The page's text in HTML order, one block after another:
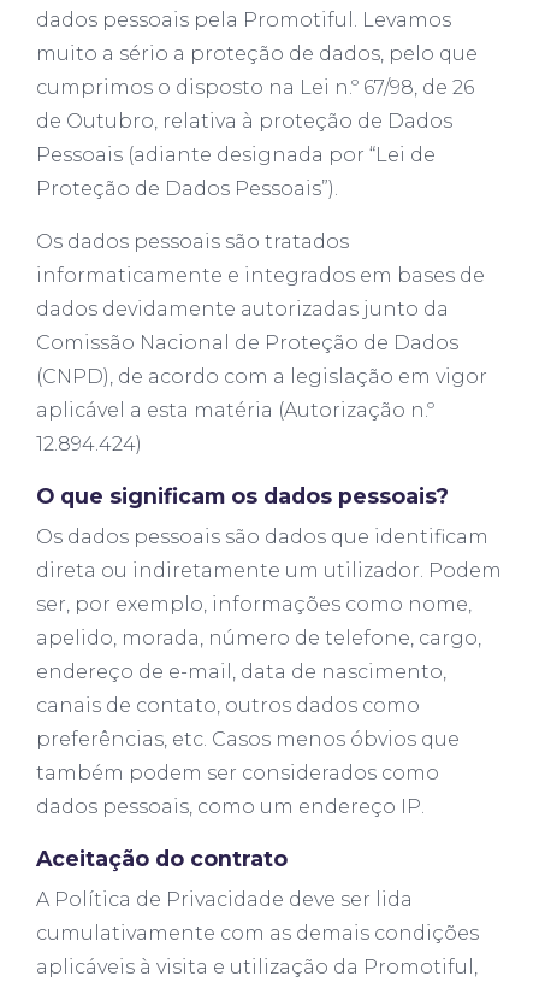
dados pessoais pela Promotiful. Levamos
muito a sério a proteção de dados, pelo que
cumprimos o disposto na Lei n.º 67/98, de 26
de Outubro, relativa à proteção de Dados
Pessoais (adiante designada por “Lei de
Proteção de Dados Pessoais”).
Os dados pessoais são tratados
informaticamente e integrados em bases de
dados devidamente autorizadas junto da
Comissão Nacional de Proteção de Dados
(CNPD), de acordo com a legislação em vigor
aplicável a esta matéria (Autorização n.º
12.894.424)
O que significam os dados pessoais?
Os dados pessoais são dados que identificam
direta ou indiretamente um utilizador. Podem
ser, por exemplo, informações como nome,
apelido, morada, número de telefone, cargo,
endereço de e-mail, data de nascimento,
canais de contato, outros dados como
preferências, etc. Casos menos óbvios que
também podem ser considerados como
dados pessoais, como um endereço IP.
Aceitação do contrato
A Política de Privacidade deve ser lida
cumulativamente com as demais condições
aplicáveis à visita e utilização da Promotiful,